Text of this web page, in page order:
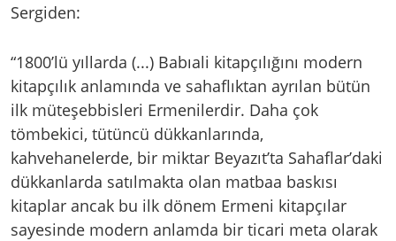
Sergiden:
“1800’lü yıllarda (...) Babıali kitapçılığını modern
kitapçılık anlamında ve sahaflıktan ayrılan bütün
ilk müteşebbisleri Ermenilerdir. Daha çok
tömbekici, tütüncü dükkanlarında,
kahvehanelerde, bir miktar Beyazıt’ta Sahaflar’daki
dükkanlarda satılmakta olan matbaa baskısı
kitaplar ancak bu ilk dönem Ermeni kitapçılar
sayesinde modern anlamda bir ticari meta olarak